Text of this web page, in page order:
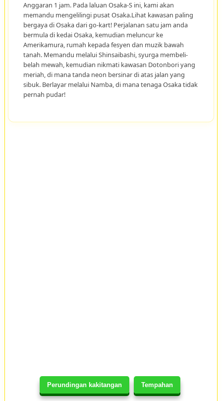
Perundingan kakitangan Tempahan
Anggaran 1 jam. Pada laluan Osaka-S ini, kami akan
memandu mengelilingi pusat Osaka.Lihat kawasan paling
bergaya di Osaka dari go-kart! Perjalanan satu jam anda
bermula di kedai Osaka, kemudian meluncur ke
Amerikamura, rumah kepada fesyen dan muzik bawah
tanah. Memandu melalui Shinsaibashi, syurga membeli-
belah mewah, kemudian nikmati kawasan Dotonbori yang
meriah, di mana tanda neon bersinar di atas jalan yang
sibuk. Berlayar melalui Namba, di mana tenaga Osaka tidak
pernah pudar!